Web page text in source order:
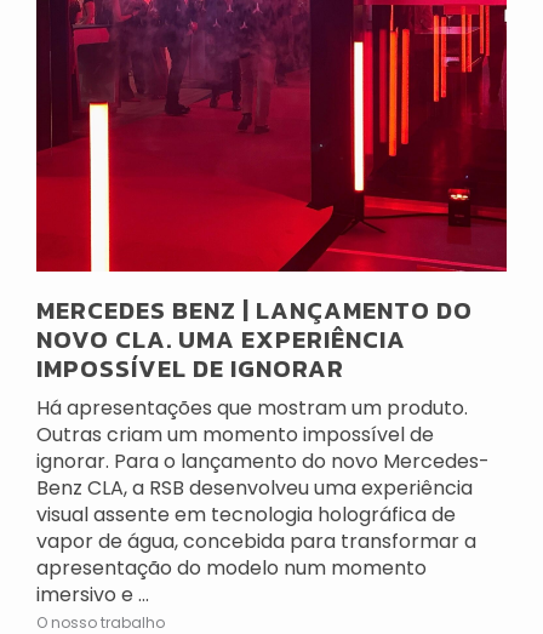
MERCEDES BENZ | LANÇAMENTO DO
NOVO CLA. UMA EXPERIÊNCIA
IMPOSSÍVEL DE IGNORAR
Há apresentações que mostram um produto.
Outras criam um momento impossível de
ignorar. Para o lançamento do novo Mercedes-
Benz CLA, a RSB desenvolveu uma experiência
visual assente em tecnologia holográfica de
vapor de água, concebida para transformar a
apresentação do modelo num momento
imersivo e ...
O nosso trabalho